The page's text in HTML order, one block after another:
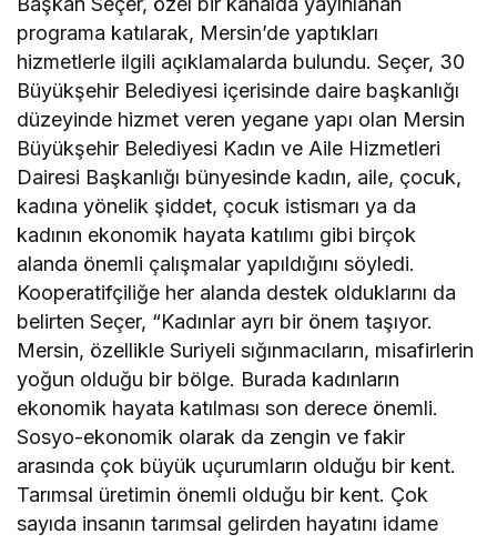
programa katılarak, Mersin’de yaptıkları
hizmetlerle ilgili açıklamalarda bulundu. Seçer, 30
Büyükşehir Belediyesi içerisinde daire başkanlığı
düzeyinde hizmet veren yegane yapı olan Mersin
Büyükşehir Belediyesi Kadın ve Aile Hizmetleri
Dairesi Başkanlığı bünyesinde kadın, aile, çocuk,
kadına yönelik şiddet, çocuk istismarı ya da
kadının ekonomik hayata katılımı gibi birçok
alanda önemli çalışmalar yapıldığını söyledi.
Kooperatifçiliğe her alanda destek olduklarını da
belirten Seçer, “Kadınlar ayrı bir önem taşıyor.
Mersin, özellikle Suriyeli sığınmacıların, misafirlerin
yoğun olduğu bir bölge. Burada kadınların
ekonomik hayata katılması son derece önemli.
Sosyo-ekonomik olarak da zengin ve fakir
arasında çok büyük uçurumların olduğu bir kent.
Tarımsal üretimin önemli olduğu bir kent. Çok
sayıda insanın tarımsal gelirden hayatını idame